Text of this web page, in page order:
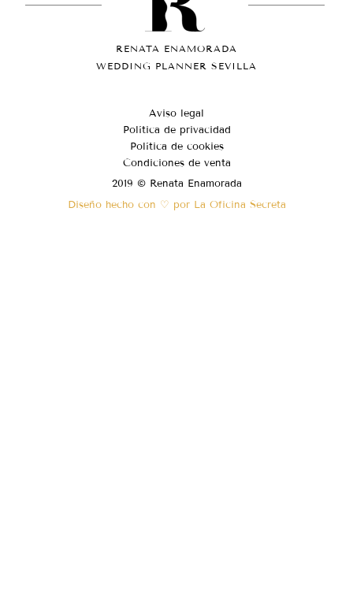
RENATA ENAMORADA
WEDDING PLANNER SEVILLA
Aviso legal
Política de privacidad
Política de cookies
Condiciones de venta
2019 © Renata Enamorada
Diseño hecho con ♡ por La Oficina Secreta